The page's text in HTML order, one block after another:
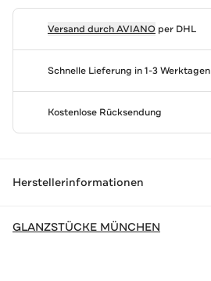
Versand durchAVIANOper DHL
Schnelle Lieferung in 1-3 Werktagen
Kostenlose Rücksendung
Herstellerinformationen
GLANZSTÜCKE MÜNCHEN